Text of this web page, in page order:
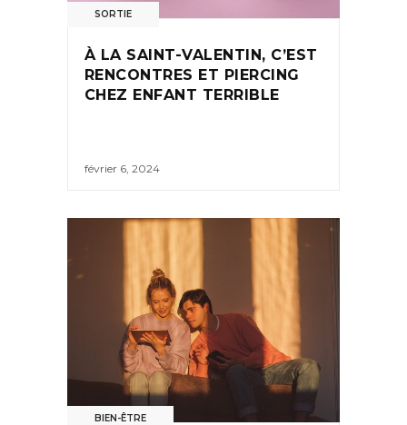
SORTIE
À LA SAINT-VALENTIN, C’EST
RENCONTRES ET PIERCING
CHEZ ENFANT TERRIBLE
février 6, 2024
BIEN-ÊTRE